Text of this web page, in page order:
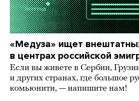
«Медуза» ищет
в центрах российской
Если вы живете в Сербии,
и других странах, где большое
комьюнити, — напишите нам!